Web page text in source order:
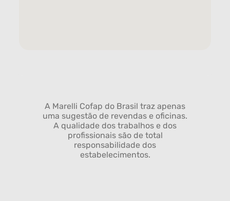
A Marelli Cofap do Brasil traz apenas
uma sugestão de revendas e oficinas.
A qualidade dos trabalhos e dos
profissionais são de total
responsabilidade dos
estabelecimentos.